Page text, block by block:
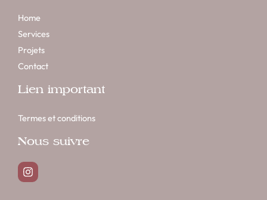
Home
Services
Projets
Contact
Lien important
Termes et conditions
Nous suivre